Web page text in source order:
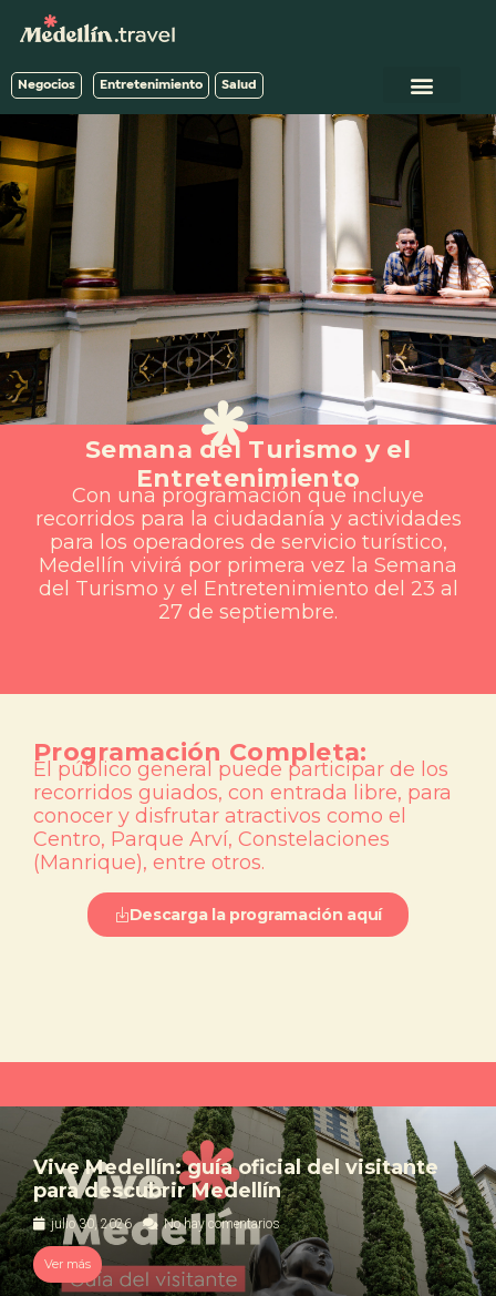
Negocios Entretenimiento Salud
Semana del Turismo y el
Entretenimiento
Con una programación que incluye
recorridos para la ciudadanía y actividades
para los operadores de servicio turístico,
Medellín vivirá por primera vez la Semana
del Turismo y el Entretenimiento del 23 al
27 de septiembre.
Programación Completa:
El público general puede participar de los
recorridos guiados, con entrada libre, para
conocer y disfrutar atractivos como el
Centro, Parque Arví, Constelaciones
(Manrique), entre otros.
Descarga la programación aquí
Vive Medellín: guía oficial del visitante
para descubrir Medellín
julio 30, 2026 No hay comentarios
Ver más